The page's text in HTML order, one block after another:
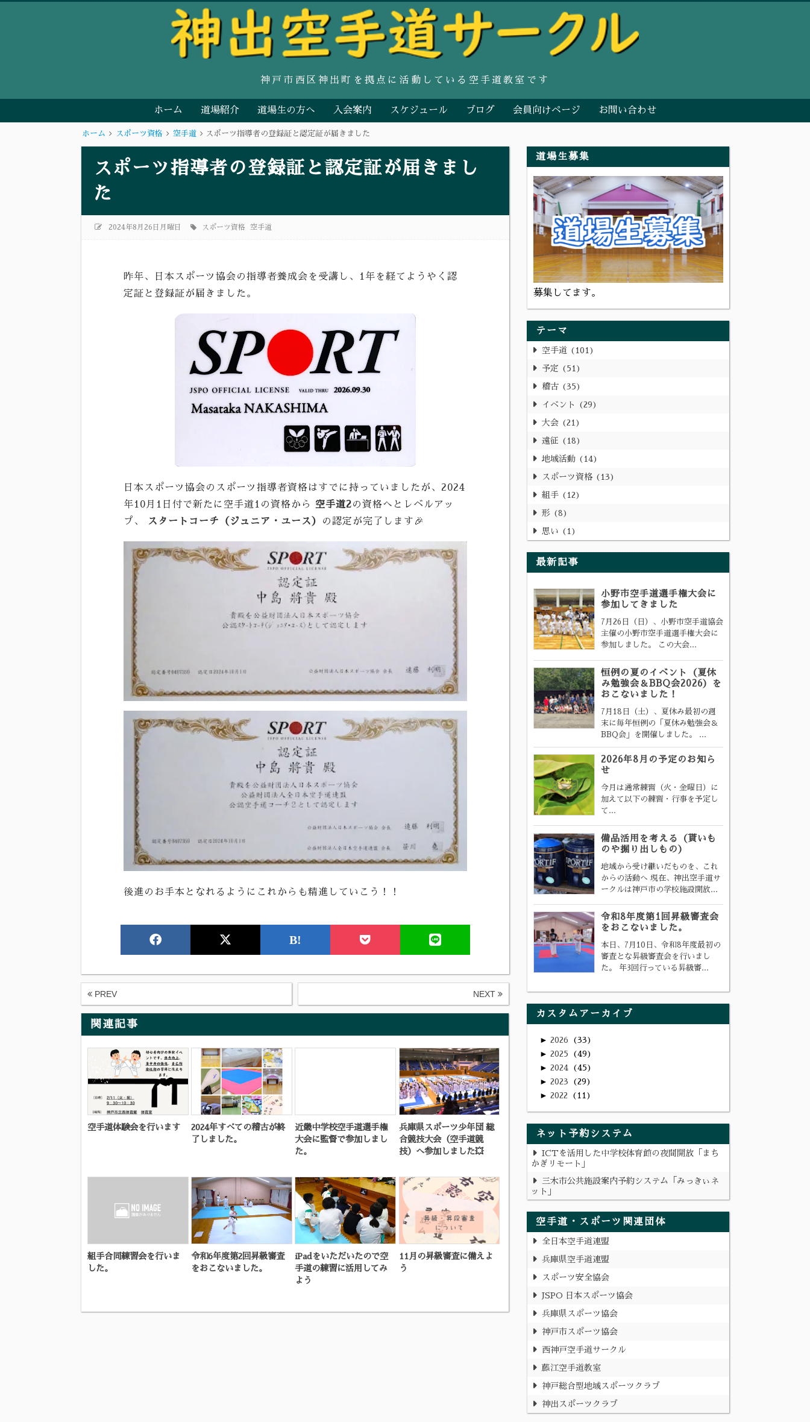
神戸市西区神出町を拠点に活動している空手道教室です
ホーム 道場紹介 道場生の方へ 入会案内 スケジュール ブログ 会員向けページ お問い合わせ
ホーム スポーツ資格 空手道 スポーツ指導者の登録証と認定証が届きました
スポーツ指導者の登録証と認定証が届きまし
た
2024年8月26日月曜日 スポーツ資格 空手道
昨年、日本スポーツ協会の指導者養成会を受講し、1年を経てようやく認
定証と登録証が届きました。
日本スポーツ協会のスポーツ指導者資格はすでに持っていましたが、2024
年10月1日付で新たに空手道1の資格から 空手道2の資格へとレベルアッ
プ、
スタートコーチ（ジュニア・ユース） の認定が完了します🎉
後進のお手本となれるようにこれからも精進していこう！！
B!
PREV NEXT
関連記事
空手道体験会を行います
2024年すべての稽古が終
了しました。
近畿中学校空手道選手権
大会に監督で参加しまし
た。
兵庫県スポーツ少年団 総
合競技大会（空手道競
技）へ参加しました💥
組手合同練習会を行いま
した。
令和6年度第2回昇級審査
をおこないました。
iPadをいただいたので空
手道の練習に活用してみ
よう
11月の昇級審査に備えよ
う
道場生募集
募集してます。
テーマ
空手道 101
予定 51
稽古 35
イベント 29
大会 21
遠征 18
地域活動 14
スポーツ資格 13
組手 12
形 8
思い 1
最新記事
小野市空手道選手権大会に
参加してきました
7月26日（日）、小野市空手道協会
主催の小野市空手道選手権大会に
参加しました。 この大会...
恒例の夏のイベント（夏休
み勉強会＆BBQ会2026）を
おこないました！
7月18日（土）、夏休み最初の週
末に毎年恒例の「夏休み勉強会＆
BBQ会」を開催しました。 ...
2026年8月の予定のお知ら
せ
今月は通常練習（火・金曜日）に
加えて以下の練習・行事を予定し
て...
備品活用を考える（貰いも
のや掘り出しもの）
地域から受け継いだものを、これ
からの活動へ 現在、神出空手道サ
ークルは神戸市の学校施設開放...
令和8年度第1回昇級審査会
をおこないました。
本日、7月10日、令和8年度最初の
審査とな昇級審査会を行いまし
た。 年3回行っている昇級審...
カスタムアーカイブ
► 2026 33
► 2025 49
► 2024 45
► 2023 29
► 2022 11
ネット予約システム
ICTを活用した中学校体育館の夜間開放「まち
かぎリモート」
三木市公共施設案内予約システム「みっきぃネ
ット」
空手道・スポーツ関連団体
全日本空手道連盟
兵庫県空手道連盟
スポーツ安全協会
JSPO 日本スポーツ協会
兵庫県スポーツ協会
神戸市スポーツ協会
西神戸空手道サークル
藤江空手道教室
神戸総合型地域スポーツクラブ
神出スポーツクラブ